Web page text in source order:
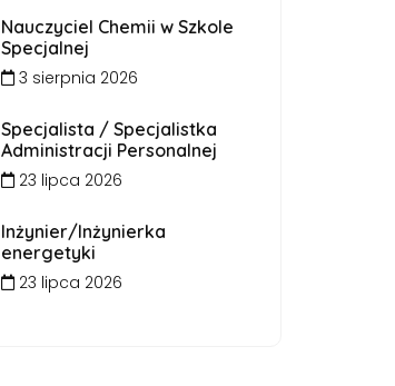
Nauczyciel Chemii w Szkole
Specjalnej
3 sierpnia 2026
Specjalista / Specjalistka
Administracji Personalnej
23 lipca 2026
Inżynier/Inżynierka
energetyki
23 lipca 2026